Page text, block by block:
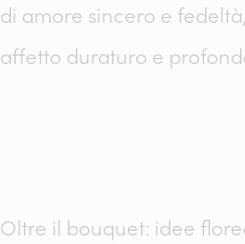
di amore sincero e
affetto duraturo e
Oltre il bouquet: idee